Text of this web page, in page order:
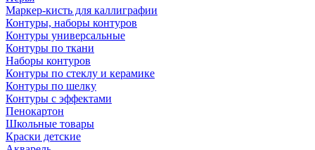
Маркер-кисть для каллиграфии
Контуры, наборы контуров
Контуры универсальные
Контуры по ткани
Наборы контуров
Контуры по стеклу и керамике
Контуры по шелку
Контуры с эффектами
Пенокартон
Школьные товары
Краски детские